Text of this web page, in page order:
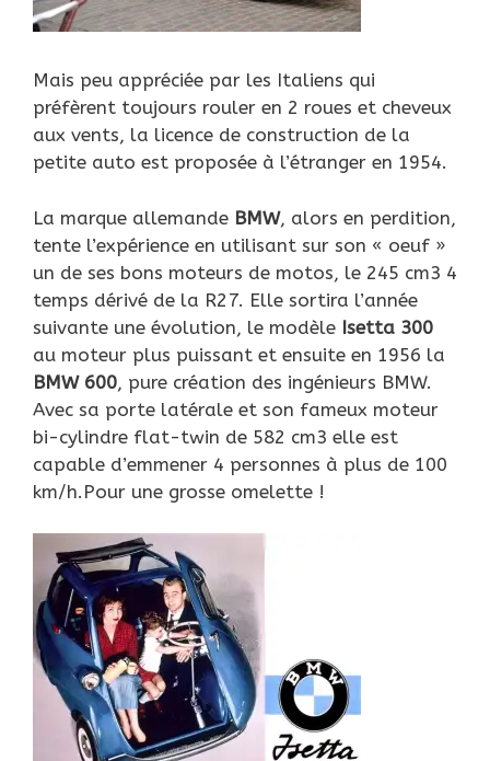
Mais peu appréciée par les Italiens qui
préfèrent toujours rouler en 2 roues et cheveux
aux vents, la licence de construction de la
petite auto est proposée à l’étranger en 1954.
La marque allemande BMW, alors en perdition,
tente l’expérience en utilisant sur son « oeuf »
un de ses bons moteurs de motos, le 245 cm3 4
temps dérivé de la R27. Elle sortira l’année
suivante une évolution, le modèle Isetta 300
au moteur plus puissant et ensuite en 1956 la
BMW 600, pure création des ingénieurs BMW.
Avec sa porte latérale et son fameux moteur
bi-cylindre flat-twin de 582 cm3 elle est
capable d’emmener 4 personnes à plus de 100
km/h.Pour une grosse omelette !